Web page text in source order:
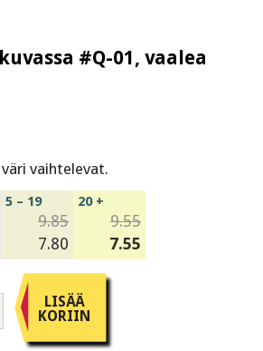
#Q-01, vaalea
vaihtelevat.
5 – 19
9.85
7.80
20 +
9.55
7.55
LISÄÄ
KORIIN